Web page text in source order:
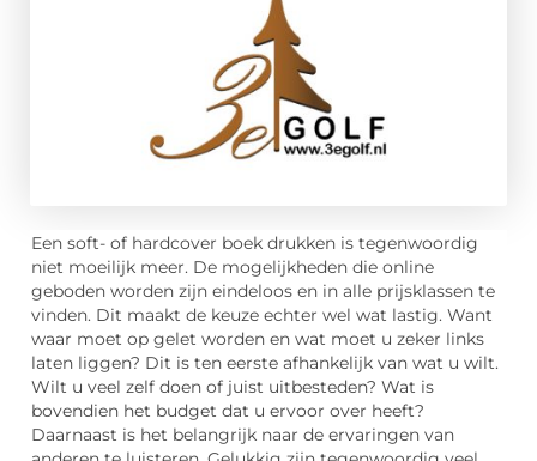
Een soft- of hardcover boek drukken is tegenwoordig
niet moeilijk meer. De mogelijkheden die online
geboden worden zijn eindeloos en in alle prijsklassen te
vinden. Dit maakt de keuze echter wel wat lastig. Want
waar moet op gelet worden en wat moet u zeker links
laten liggen? Dit is ten eerste afhankelijk van wat u wilt.
Wilt u veel zelf doen of juist uitbesteden? Wat is
bovendien het budget dat u ervoor over heeft?
Daarnaast is het belangrijk naar de ervaringen van